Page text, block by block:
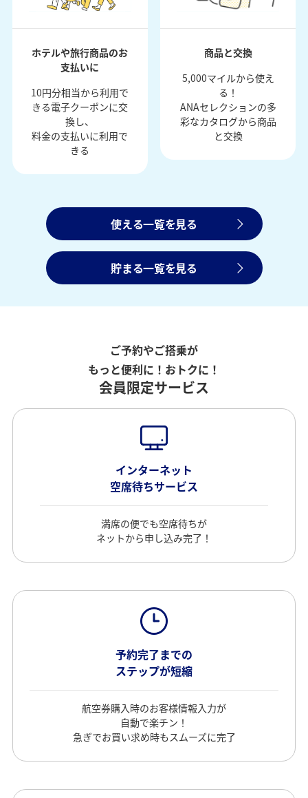
ホテルや旅行商品のお
支払いに
10円分相当から利用で
きる電子クーポンに交
換し、
料金の支払いに利用で
きる
商品と交換
5,000マイルから使え
る！
ANAセレクションの多
彩なカタログから商品
と交換
使える一覧を見る
貯まる一覧を見る
ご予約やご搭乗が
もっと便利に！おトクに！
会員限定サービス
インターネット
空席待ちサービス
満席の便でも空席待ちが
ネットから申し込み完了！
予約完了までの
ステップが短縮
航空券購入時のお客様情報入力が
自動で楽チン！
急ぎでお買い求め時もスムーズに完了